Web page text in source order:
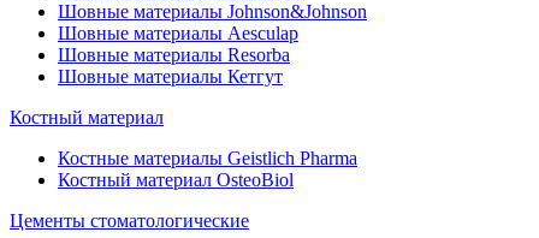
Шовные материалы Johnson&Johnson
Шовные материалы Aesculap
Шовные материалы Resorba
Шовные материалы Кетгут
Костный материал
Костные материалы Geistlich Pharma
Костный материал OsteoBiol
Цементы стоматологические